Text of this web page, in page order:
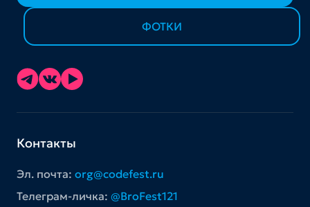
ФОТКИ
Контакты
Эл. почта: org@codefest.ru
Телеграм-личка: @BroFest121